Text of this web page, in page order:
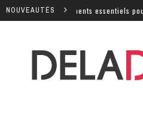
NOUVEAUTÉS
équipements essentiels pour le